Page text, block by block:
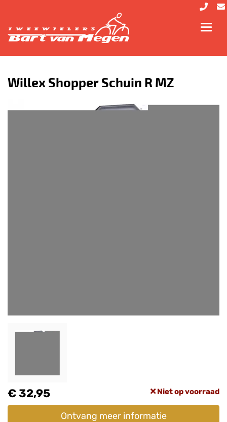
Willex Shopper Schuin R MZ
€ 32,95 Niet op voorraad
Ontvang meer informatie